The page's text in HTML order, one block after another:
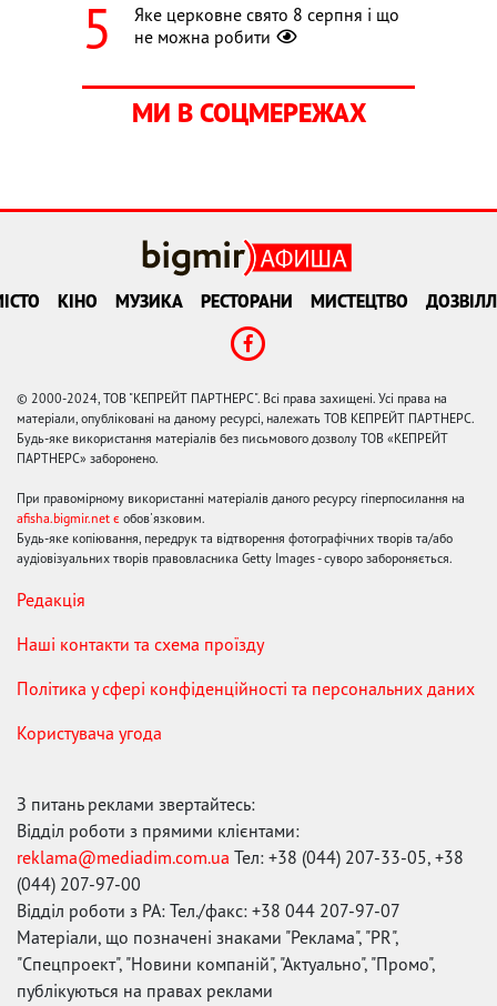
Яке церковне свято 8 серпня і що
не можна робити
МИ В СОЦМЕРЕЖАХ
КІНО МУЗИКА РЕСТОРАНИ МИСТЕЦТВО
© 2000-2024, ТОВ "КЕПРЕЙТ ПАРТНЕРС". Всі права захищені. Усі права на
матеріали, опубліковані на даному ресурсі, належать ТОВ КЕПРЕЙТ ПАРТНЕРС.
Будь-яке використання матеріалів без письмового дозволу ТОВ «КЕПРЕЙТ
ПАРТНЕРС» заборонено.
При правомірному використанні матеріалів даного ресурсу гіперпосилання на
afisha.bigmir.net є обов'язковим.
Будь-яке копіювання, передрук та відтворення фотографічних творів та/або
аудіовізуальних творів правовласника Getty Images - суворо забороняється.
Редакція
Наші контакти та схема проїзду
Політика у сфері конфіденційності та персональних даних
Користувача угода
З питань реклами звертайтесь:
Відділ роботи з прямими клієнтами:
reklama@mediadim.com.ua Тел: +38 (044) 207-33-05, +38
(044) 207-97-00
Відділ роботи з РА: Тел./факс: +38 044 207-97-07
Матеріали, що позначені знаками "Реклама", "PR",
"Спецпроект", "Новини компаній", "Актуально", "Промо",
публікуються на правах реклами